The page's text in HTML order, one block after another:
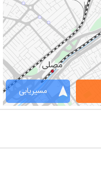
navigation مسیریابی